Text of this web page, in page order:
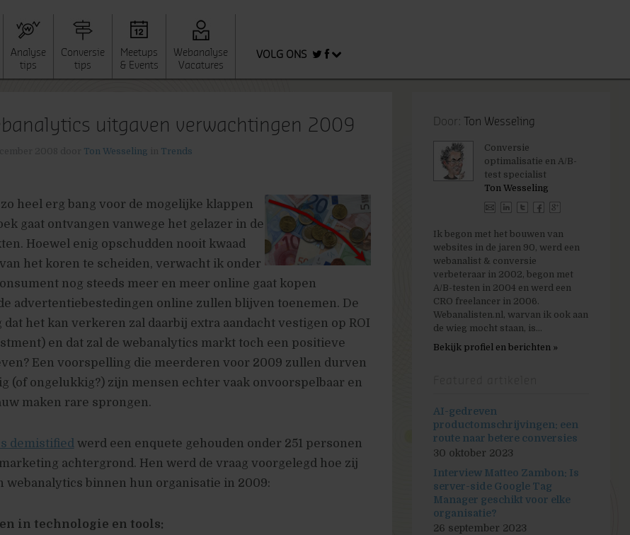
Analyse
tips
Conversie
tips
Meetups
& Events
Webanalyse
Vacatures
VOLG ONS
uitgaven verwachtingen 2009
Ton Wesseling Trends
heel erg bang voor de mogelijke klappen
gaat ontvangen vanwege het gelazer in de
Hoewel enig opschudden nooit kwaad
het koren te scheiden, verwacht ik onder
nog steeds meer en meer online gaat kopen
advertentiebestedingen online zullen blijven toenemen. De
het kan verkeren zal daarbij extra aandacht vestigen op ROI
en dat zal de webanalytics markt toch een positieve
Een voorspelling die meerderen voor 2009 zullen durven
(of ongelukkig?) zijn mensen echter vaak onvoorspelbaar en
maken rare sprongen.
demistifiedwerd een enquete gehouden onder 251 personen
achtergrond. Hen werd de vraag voorgelegd hoe zij
webanalytics binnen hun organisatie in 2009:
in technologie en tools:
Door: Ton Wesseling
Conversie
optimalisatie en A/B-
test specialist
Ton Wesseling
Ik begon met het bouwen van
websites in de jaren 90, werd een
webanalist & conversie
verbeteraar in 2002, begon met
A/B-testen in 2004 en werd een
CRO freelancer in 2006.
Webanalisten.nl, warvan ik ook aan
de wieg mocht staan, is...
Bekijk profiel en berichten »
AI-gedreven
productomschrijvingen: een
route naar betere conversies
30 oktober 2023
Interview Matteo Zambon: Is
server-side Google Tag
Manager geschikt voor elke
organisatie?
26 september 2023